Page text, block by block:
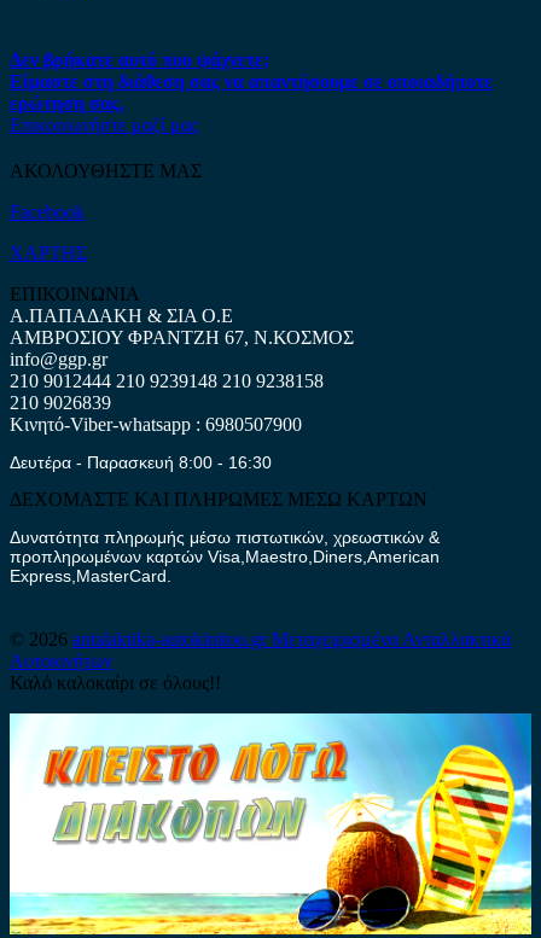
Δεν βρήκατε αυτό που ψάχνετε;
Είμαστε στη διάθεση σας να απαντήσουμε σε οποιαδήποτε
ερώτηση σας.
Επικοινωνήστε μαζί μας
ΑΚΟΛΟΥΘΗΣΤΕ ΜΑΣ
Facebook
ΧΑΡΤΗΣ
ΕΠΙΚΟΙΝΩΝΙΑ
Α.ΠΑΠΑΔΑΚΗ & ΣΙΑ Ο.Ε
ΑΜΒΡΟΣΙΟΥ ΦΡΑΝΤΖΗ 67, Ν.ΚΟΣΜΟΣ
info@ggp.gr
210 9012444 210 9239148 210 9238158
210 9026839
Κινητό-Viber-whatsapp : 6980507900
Δευτέρα - Παρασκευή 8:00 - 16:30
ΔΕΧΟΜΑΣΤΕ ΚΑΙ ΠΛΗΡΩΜΕΣ ΜΕΣΩ ΚΑΡΤΩΝ
Δυνατότητα πληρωμής μέσω πιστωτικών, χρεωστικών &
προπληρωμένων καρτών Visa,Maestro,Diners,American
Express,MasterCard.
© 2026 antalaktika-autokinitou.grΜεταχειρισμένα Ανταλλακτικά
Αυτοκινήτων
Καλό καλοκαίρι σε όλους!!